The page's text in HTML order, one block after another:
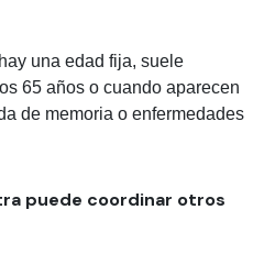
una edad fija, suele
65 años o cuando aparecen
de memoria o enfermedades
puede coordinar otros